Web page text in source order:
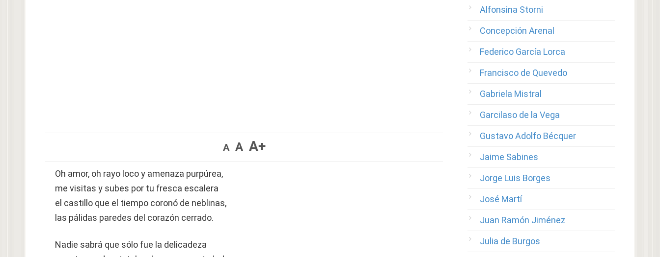
A A A+
Oh amor, oh rayo loco y amenaza purpúrea,
me visitas y subes por tu fresca escalera
el castillo que el tiempo coronó de neblinas,
las pálidas paredes del corazón cerrado.
Nadie sabrá que sólo fue la delicadeza
Alfonsina Storni
Concepción Arenal
Federico García Lorca
Francisco de Quevedo
Gabriela Mistral
Garcilaso de la Vega
Gustavo Adolfo Bécquer
Jaime Sabines
Jorge Luis Borges
José Martí
Juan Ramón Jiménez
Julia de Burgos